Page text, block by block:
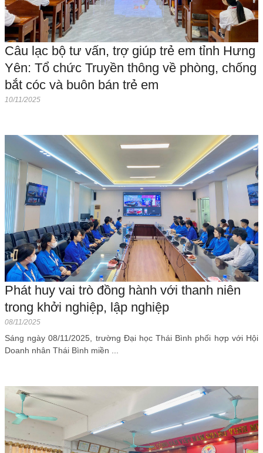
Câu lạc bộ tư vấn, trợ giúp trẻ em tỉnh Hưng
Yên: Tổ chức Truyền thông về phòng, chống
bắt cóc và buôn bán trẻ em
10/11/2025
Phát huy vai trò đồng hành với thanh niên
trong khởi nghiệp, lập nghiệp
08/11/2025
Sáng ngày 08/11/2025, trường Đại học Thái Bình phối hợp với Hội
Doanh nhân Thái Bình miền ...